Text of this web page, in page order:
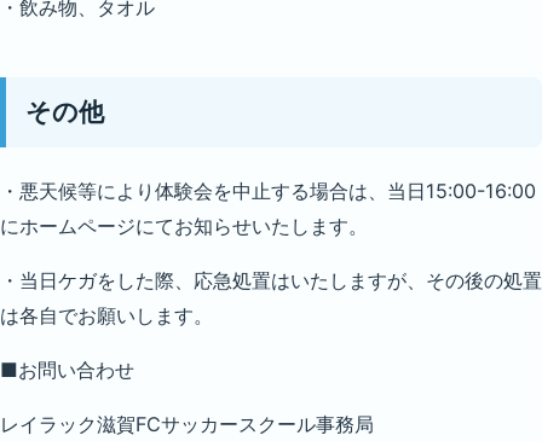
・飲み物、タオル
その他
・悪天候等により体験会を中止する場合は、当日15:00-16:00
にホームページにてお知らせいたします。
・当日ケガをした際、応急処置はいたしますが、その後の処置
は各自でお願いします。
■お問い合わせ
レイラック滋賀FCサッカースクール事務局